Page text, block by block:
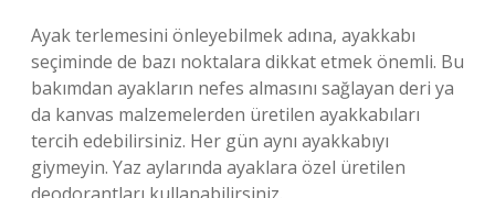
Ayak terlemesini önleyebilmek adına, ayakkabı
seçiminde de bazı noktalara dikkat etmek önemli. Bu
bakımdan ayakların nefes almasını sağlayan deri ya
da kanvas malzemelerden üretilen ayakkabıları
tercih edebilirsiniz. Her gün aynı ayakkabıyı
giymeyin. Yaz aylarında ayaklara özel üretilen